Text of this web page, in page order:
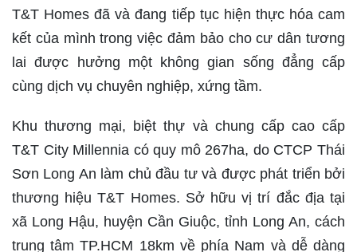
T&T Homes đã và đang tiếp tục hiện thực hóa cam
kết của mình trong việc đảm bảo cho cư dân tương
lai được hưởng một không gian sống đẳng cấp
cùng dịch vụ chuyên nghiệp, xứng tầm.
Khu thương mại, biệt thự và chung cấp cao cấp
T&T City Millennia có quy mô 267ha, do CTCP Thái
Sơn Long An làm chủ đầu tư và được phát triển bởi
thương hiệu T&T Homes. Sở hữu vị trí đắc địa tại
xã Long Hậu, huyện Cần Giuộc, tỉnh Long An, cách
trung tâm TP.HCM 18km về phía Nam và dễ dàng